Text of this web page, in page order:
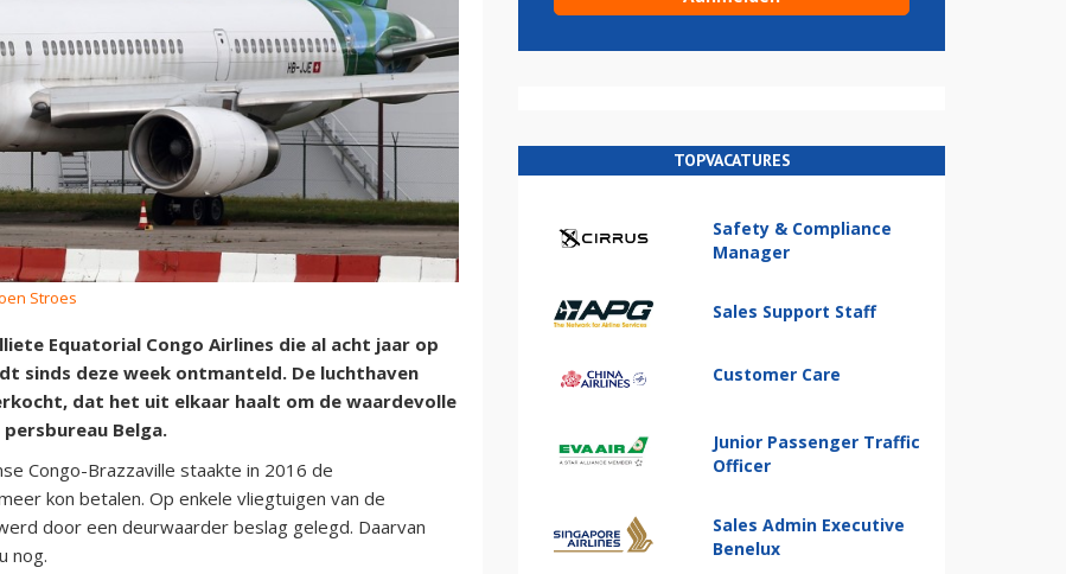
Stroes
Equatorial Congo Airlines die al acht jaar op
sinds deze week ontmanteld. De luchthaven
dat het uit elkaar haalt om de waardevolle
Belga.
Congo-Brazzaville staakte in 2016 de
kon betalen. Op enkele vliegtuigen van de
door een deurwaarder beslag gelegd. Daarvan
nog.
TOPVACATURES
Safety & Compliance
Manager
Sales Support Staff
Customer Care
Junior Passenger Traffic
Officer
Sales Admin Executive
Benelux